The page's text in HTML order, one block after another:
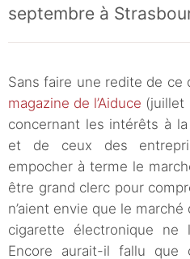
septembre à
Sans faire une redite de ce
magazine de l’Aiduce (juillet
concernant les intérêts à
et de ceux des
empocher à terme le
être grand clerc pour
n’aient envie que le
cigarette électronique
Encore aurait-il fallu que